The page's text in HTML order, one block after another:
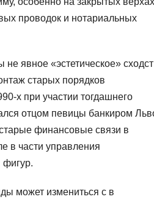
проводок и нотариальных
явное «эстетическое»
старых порядков
х при участии тогдашнего
отцом певицы банкиром
финансовые связи в
в части управления
фигур.
может измениться с в